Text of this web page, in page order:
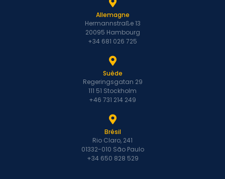
Allemagne
Hermannstraße 13
20095 Hambourg
+34 681 026 725
Suède
Regeringsgatan 29
111 51 Stockholm
+46 731 214 249
Brésil
Rio Claro, 241
01332-010 São Paulo
+34 650 828 529